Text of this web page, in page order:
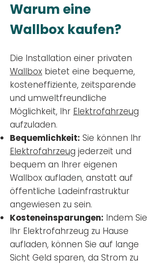
Warum eine
Wallbox kaufen?
Die Installation einer privaten
Wallbox bietet eine bequeme,
kosteneffiziente, zeitsparende
und umweltfreundliche
Möglichkeit, Ihr Elektrofahrzeug
aufzuladen.
Bequemlichkeit: Sie können Ihr
Elektrofahrzeug jederzeit und
bequem an Ihrer eigenen
Wallbox aufladen, anstatt auf
öffentliche Ladeinfrastruktur
angewiesen zu sein.
Kosteneinsparungen: Indem Sie
Ihr Elektrofahrzeug zu Hause
aufladen, können Sie auf lange
Sicht Geld sparen, da Strom zu